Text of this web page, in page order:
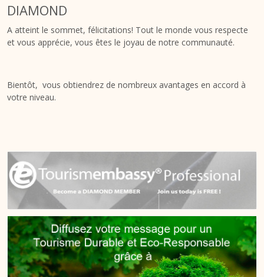
DIAMOND
A atteint le sommet, félicitations! Tout le monde vous respecte
et vous apprécie, vous êtes le joyau de notre communauté.
Bientôt, vous obtiendrez de nombreux avantages en accord à
votre niveau.